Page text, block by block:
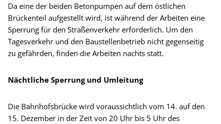
Da eine der beiden Betonpumpen auf dem östlichen
Brückenteil aufgestellt wird, ist während der Arbeiten eine
Sperrung für den Straßenverkehr erforderlich. Um den
Tagesverkehr und den Baustellenbetrieb nicht gegenseitig
zu gefährden, finden die Arbeiten nachts statt.
Nächtliche Sperrung und Umleitung
Die Bahnhofsbrücke wird voraussichtlich vom 14. auf den
15. Dezember in der Zeit von 20 Uhr bis 5 Uhr des